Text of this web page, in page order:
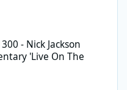
- Nick Jackson
'Live On The